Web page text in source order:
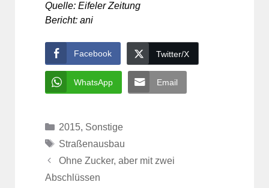
Quelle: Eifeler Zeitung
Bericht: ani
Facebook Twitter/X
WhatsApp Email
Kategorien
2015, Sonstige
Schlagwörter
Straßenausbau
Ohne Zucker, aber mit zwei
Abschlüssen